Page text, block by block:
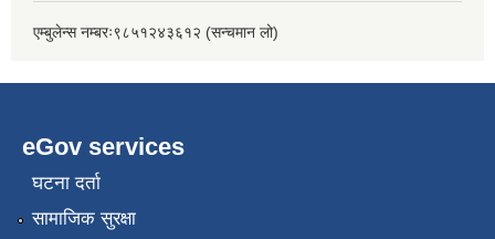
एम्बुलेन्स नम्बरः९८५१२४३६१२ (सन्चमान लो)
eGov services
घटना दर्ता
सामाजिक सुरक्षा